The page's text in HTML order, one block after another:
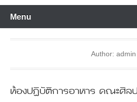
Menu
Author: admin
ห้องปฏิบัติการอาหาร คณะศิล